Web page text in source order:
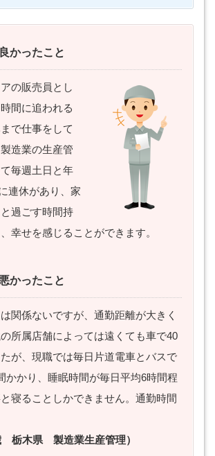
かったこと
の販売員とし
間に追われる
で仕事をして
造業の生産管
毎週土日と年
連休があり、家
過ごす時間持
幸せを感じることができます。
かったこと
関係ないですが、通勤距離が大きく
所属店舗によっては遠くても車で40
が、現職では毎日片道電車とバスで
かかり、睡眠時間が毎日平均6時間程
寝ることしかできません。通勤時間
栃木県 製造業生産管理）